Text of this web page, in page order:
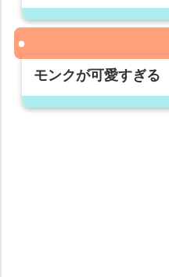
モンクが可愛すぎる